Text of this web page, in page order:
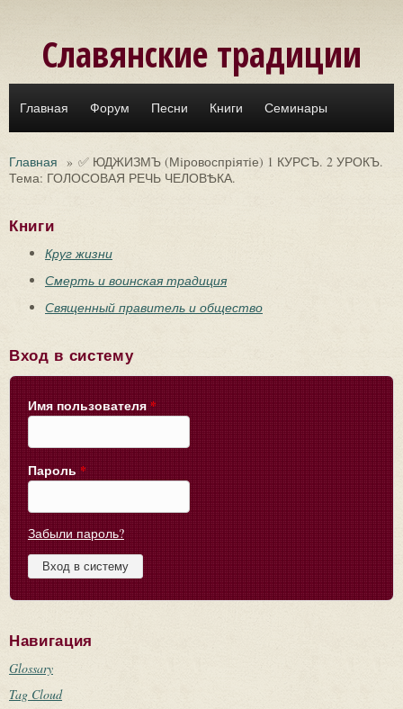
Славянские традиции
Главная Форум Песни Книги Семинары
Главная » ✅ ЮДЖИЗМЪ (Мiровоспрiятiе) 1 КУРСЪ. 2 УРОКЪ.
Тема: ГОЛОСОВАЯ РЕЧЬ ЧЕЛОВѢКА.
Книги
Круг жизни
Смерть и воинская традиция
Священный правитель и общество
Вход в систему
Имя пользователя *
Пароль *
Забыли пароль?
Навигация
Glossary
Tag Cloud